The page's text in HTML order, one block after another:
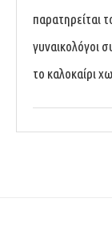
παρατηρείται
γυναικολόγοι
το καλοκαίρι